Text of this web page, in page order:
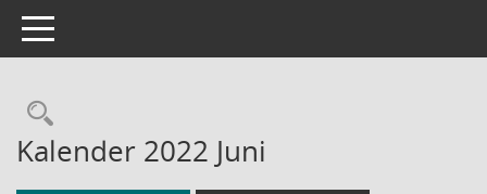
Toggle navigation
Rechercheauswahl
Kalender 2022 Juni